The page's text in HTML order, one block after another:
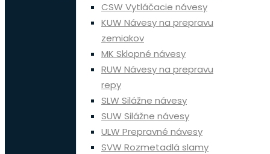
CSW Vytláčacie návesy
KUW Návesy na prepravu
zemiakov
MK Sklopné návesy
RUW Návesy na prepravu
repy
SLW Silážne návesy
SUW Silážne návesy
ULW Prepravné návesy
SVW Rozmetadlá slamy